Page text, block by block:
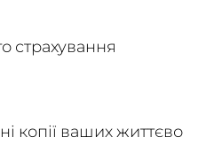
страхування
копії ваших життєво